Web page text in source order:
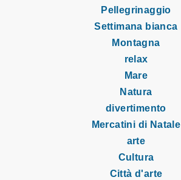
Pellegrinaggio
Settimana bianca
Montagna
relax
Mare
Natura
divertimento
Mercatini di Natale
arte
Cultura
Città d'arte